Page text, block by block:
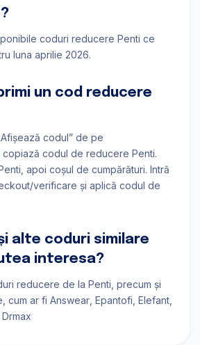
coduri reducere Penti ce
luna aprilie 2026.
un cod reducere
codul” de pe
codul de reducere Penti.
apoi coșul de cumpărături. Intră
verificare și aplică codul de
alte coduri similare
interesa?
reducere de la Penti, precum și
cum ar fi Answear Epantofi Elefant
Drmax